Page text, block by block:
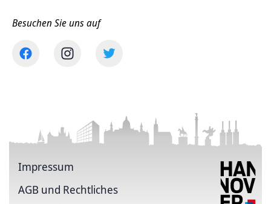
Besuchen Sie uns auf
Impressum
AGB und Rechtliches